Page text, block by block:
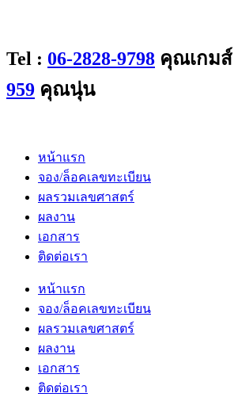
Tel : 06-2828-9798 คุณเกม
959 คุณนุ่น
หน้าแรก
จอง/ล็อคเลขทะเบียน
ผลรวมเลขศาสตร์
ผลงาน
เอกสาร
ติดต่อเรา
หน้าแรก
จอง/ล็อคเลขทะเบียน
ผลรวมเลขศาสตร์
ผลงาน
เอกสาร
ติดต่อเรา